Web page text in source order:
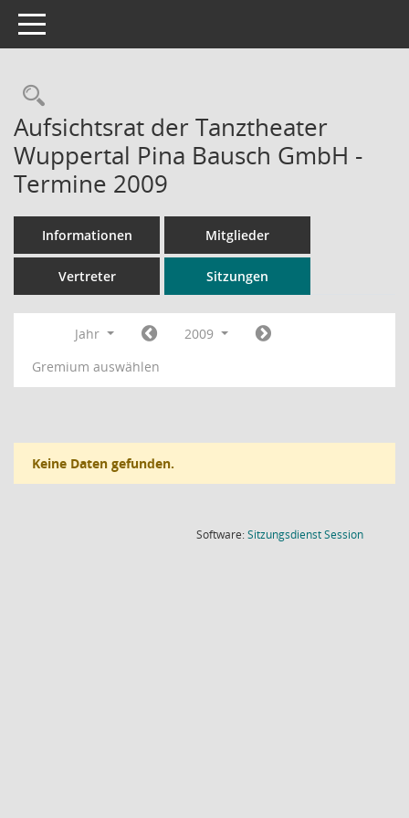
Toggle navigation
Rechercheauswahl
Aufsichtsrat der Tanztheater
Wuppertal Pina Bausch GmbH -
Termine 2009
Informationen Mitglieder
Vertreter Sitzungen
Jahr
2009
Gremium auswählen
Keine Daten gefunden.
Software:SitzungsdienstSession(Wird in